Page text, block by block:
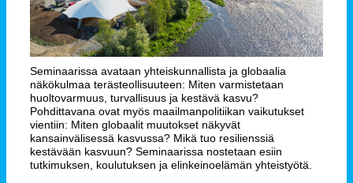
Seminaarissa avataan yhteiskunnallista ja globaalia
näkökulmaa terästeollisuuteen: Miten varmistetaan
huoltovarmuus, turvallisuus ja kestävä kasvu?
Pohdittavana ovat myös maailmanpolitiikan vaikutukset
vientiin: Miten globaalit muutokset näkyvät
kansainvälisessä kasvussa? Mikä tuo resilienssiä
kestävään kasvuun? Seminaarissa nostetaan esiin
tutkimuksen, koulutuksen ja elinkeinoelämän yhteistyötä.